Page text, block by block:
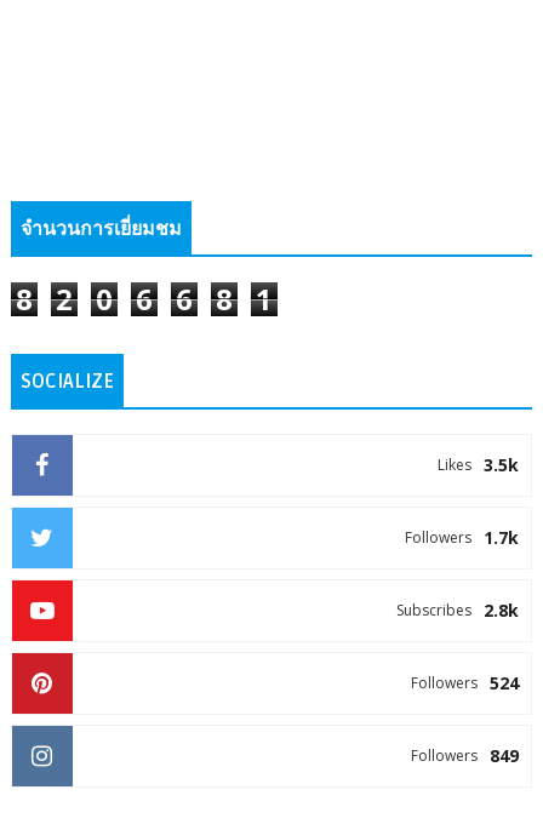
จำนวนการเยี่ยมชม
8 2 0 6 6 8 1
SOCIALIZE
3.5k
Likes
1.7k
Followers
2.8k
Subscribes
524
Followers
849
Followers